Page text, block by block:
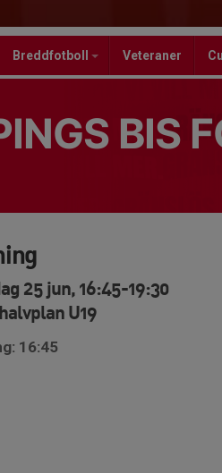
Breddfotboll Veteraner
BIS
25 jun, 16:45-19:30
U19
16:45